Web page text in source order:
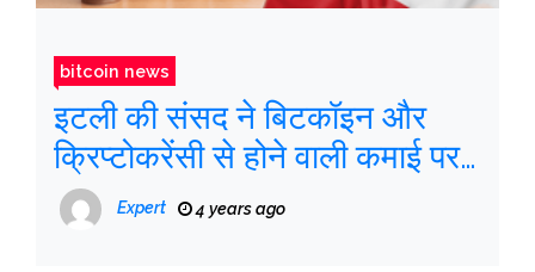
bitcoin news
इटली की संसद ने बिटकॉइन और
क्रिप्टोकरेंसी से होने वाली कमाई पर
26% टैक्स लगाने की मंज़ूरी दी है
Expert 4 years ago